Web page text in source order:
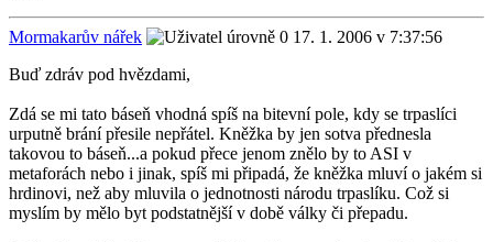
Mormakarův nářek
17. 1. 2006 v 7:37:56
Buď zdráv pod hvězdami,
Zdá se mi tato báseň vhodná spíš na bitevní pole, kdy se trpaslíci
urputně brání přesile nepřátel. Kněžka by jen sotva přednesla
takovou to báseň...a pokud přece jenom znělo by to ASI v
metaforách nebo i jinak, spíš mi připadá, že kněžka mluví o jakém si
hrdinovi, než aby mluvila o jednotnosti národu trpaslíku. Což si
myslím by mělo byt podstatnější v době války či přepadu.